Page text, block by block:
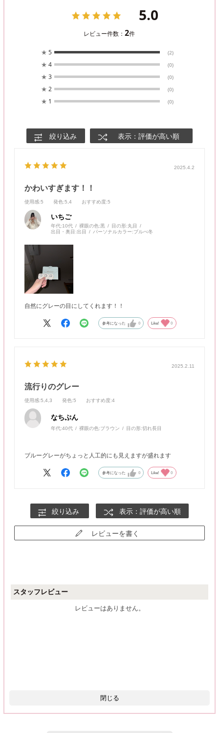
5.0
レビュー件数：2件
★ 5 (2)
★ 4 (0)
★ 3 (0)
★ 2 (0)
★ 1 (0)
絞り込み 表示：評価が高い順
2025.4.2
かわいすぎます！！
使用感:5 発色:5,4 おすすめ度:5
いちご
年代:10代 裸眼の色:黒 目の形:丸目
出目・奥目:出目 パーソナルカラー:ブルべ冬
自然にグレーの目にしてくれます！！
参考になった 0 Like! 0
2025.2.11
流行りのグレー
使用感:5,4,3 発色:5 おすすめ度:4
なちぷん
年代:40代 裸眼の色:ブラウン 目の形:切れ長目
ブルーグレーがちょっと人工的にも見えますが盛れます
参考になった 0 Like! 0
絞り込み 表示：評価が高い順
レビューを書く
スタッフレビュー
レビューはありません。
閉じる